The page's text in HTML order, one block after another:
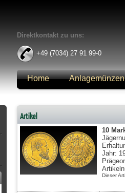
Direktkontakt zu uns:
+49 (7034) 27 91 99-0
Home Anlagemünzen
Artikel
10
Jahr:
Dieser